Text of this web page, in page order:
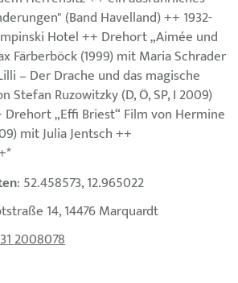
(Band Havelland) ++ 1932-
Hotel ++ Drehort „Aimée und
Färberböck (1999) mit Maria Schrader
– Der Drache und das magische
Stefan Ruzowitzky (D, Ö, SP, I 2009)
„Effi Briest“ Film von Hermine
mit Julia Jentsch ++
: 52.458573, 12.965022
14, 14476 Marquardt
2008078